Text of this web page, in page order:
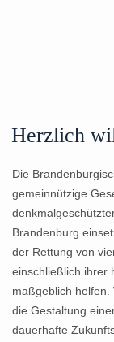
Herzlich
Die
gemeinnützige
Brandenburg
der Rettung von
einschließlich ihrer
maßgeblich helfen.
die Gestaltung
dauerhafte